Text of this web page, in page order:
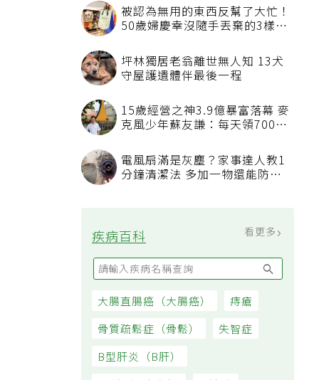
被認為無用的東西反幫了大忙！
50歲婦慶幸沒隨手丟棄的3樣物
坪林獨居老翁離世無人知 13犬
守屋護遺體伴最後一程
15歲經營之神3.9億暴富落幕 麥
電風扇滿是灰塵？家事達人教1
疾病百科